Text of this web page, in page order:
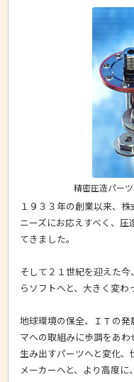
精密圧造パーツ
１９３３年の創業以来、
ニーズにお応えすべく、
てきました。
そして２１世紀を迎えた
らソフトへと、大きく変わ
地球環境の保全、ＩＴの
マへの取組みに歩調をあ
生み出すパーツへと変化
メーカーへと、より高度に